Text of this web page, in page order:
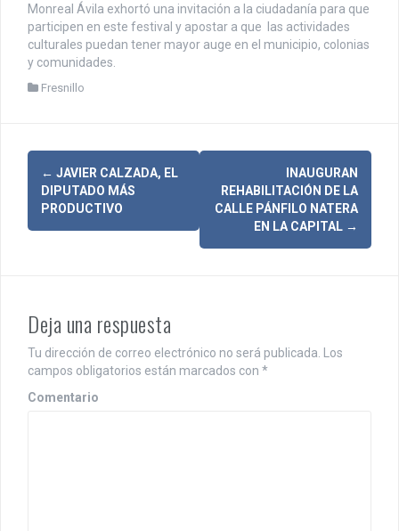
Monreal Ávila exhortó una invitación a la ciudadanía para que
participen en este festival y apostar a que las actividades
culturales puedan tener mayor auge en el municipio, colonias
y comunidades.
Fresnillo
N
g
a
c
i
← JAVIER CALZADA, EL
DIPUTADO MÁS
PRODUCTIVO
INAUGURAN
REHABILITACIÓN DE LA
CALLE PÁNFILO NATERA
EN LA CAPITAL →
Deja una respuesta
Tu dirección de correo electrónico no será publicada.
Los
campos obligatorios están marcados con *
Comentario